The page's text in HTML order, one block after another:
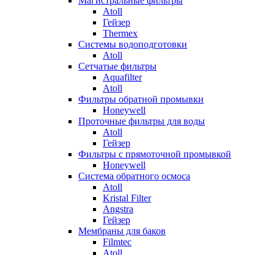
Atoll
Гейзер
Thermex
Системы водоподготовки
Atoll
Сетчатые фильтры
Aquafilter
Atoll
Фильтры обратной промывки
Honeywell
Проточные фильтры для воды
Atoll
Гейзер
Фильтры с прямоточной промывкой
Honeywell
Система обратного осмоса
Atoll
Kristal Filter
Angstra
Гейзер
Мембраны для баков
Filmtec
Atoll